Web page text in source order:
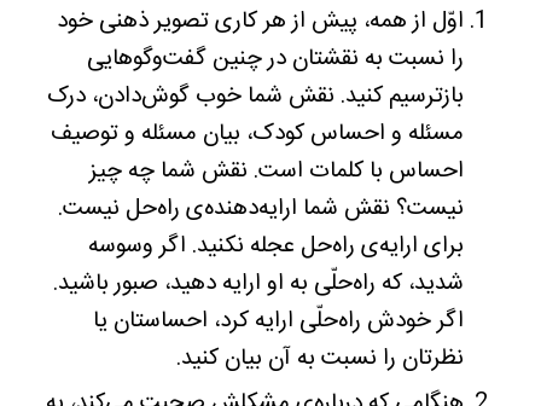
اوّل از همه، پیش از هر کاری تصویر ذهنی خود
را نسبت به نقشتان در چنین گفت‌وگوهایی
بازترسیم کنید. نقش شما خوب گوش‌دادن، درک
مسئله و احساس کودک، بیان مسئله و توصیف
احساس با کلمات است. نقش شما چه چیز
نیست؟ نقش شما ارایه‌‌دهنده‌ی راه‌‌حل نیست.
برای ارایه‌ی راه‌حل عجله نکنید. اگر وسوسه
شدید، که راه‌حلّی به او ارایه دهید، صبور باشید.
اگر خودش راه‌حلّی ارایه کرد، احساستان یا
نظرتان را نسبت به آن بیان کنید.